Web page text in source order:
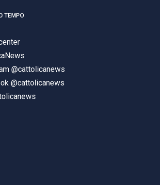
TEMPO
@cattolicanews
@cattolicanews